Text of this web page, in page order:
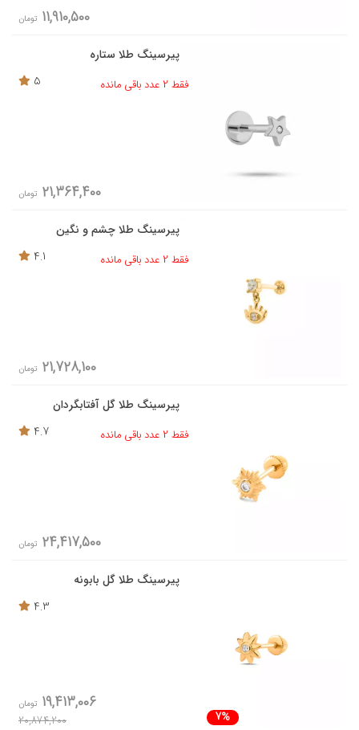
11,910,500 تومان
پیرسینگ طلا ستاره
فقط 2 عدد باقی مانده
5
21,364,400 تومان
پیرسینگ طلا چشم و نگین
فقط 2 عدد باقی مانده
4.1
21,728,100 تومان
پیرسینگ طلا گل آفتابگردان
فقط 2 عدد باقی مانده
4.7
24,417,500 تومان
پیرسینگ طلا گل بابونه
4.3
7%
19,413,006 تومان
20,874,200